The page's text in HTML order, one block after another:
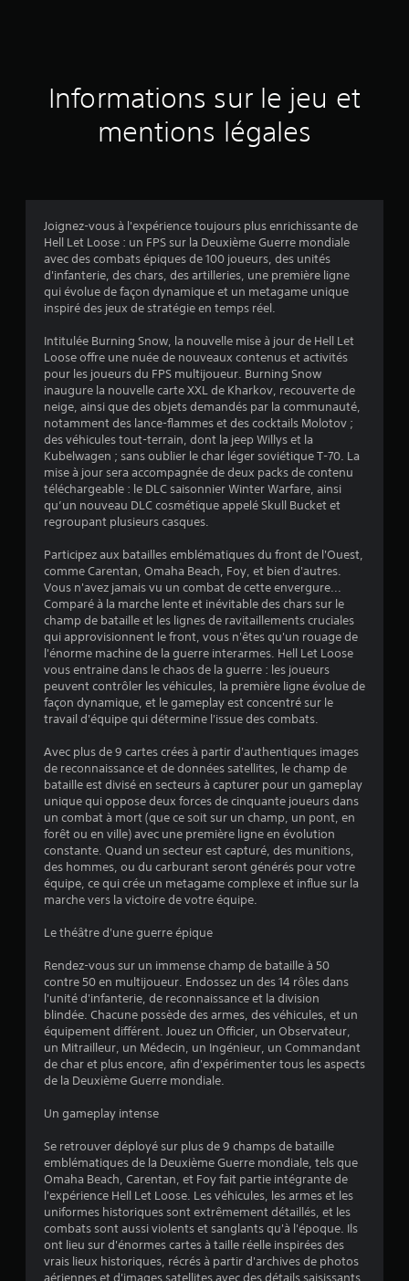
u
6
2
6
v
a
l
u
a
i
o
n
s
Informations sur le jeu et
mentions légales
Joignez-vous à l'expérience toujours plus enrichissante de
Hell Let Loose : un FPS sur la Deuxième Guerre mondiale
avec des combats épiques de 100 joueurs, des unités
d'infanterie, des chars, des artilleries, une première ligne
qui évolue de façon dynamique et un metagame unique
inspiré des jeux de stratégie en temps réel.
Intitulée Burning Snow, la nouvelle mise à jour de Hell Let
Loose offre une nuée de nouveaux contenus et activités
pour les joueurs du FPS multijoueur. Burning Snow
inaugure la nouvelle carte XXL de Kharkov, recouverte de
neige, ainsi que des objets demandés par la communauté,
notamment des lance-flammes et des cocktails Molotov ;
des véhicules tout-terrain, dont la jeep Willys et la
Kubelwagen ; sans oublier le char léger soviétique T-70. La
mise à jour sera accompagnée de deux packs de contenu
téléchargeable : le DLC saisonnier Winter Warfare, ainsi
qu’un nouveau DLC cosmétique appelé Skull Bucket et
regroupant plusieurs casques.
Participez aux batailles emblématiques du front de l'Ouest,
comme Carentan, Omaha Beach, Foy, et bien d'autres.
Vous n'avez jamais vu un combat de cette envergure...
Comparé à la marche lente et inévitable des chars sur le
champ de bataille et les lignes de ravitaillements cruciales
qui approvisionnent le front, vous n'êtes qu'un rouage de
l'énorme machine de la guerre interarmes. Hell Let Loose
vous entraine dans le chaos de la guerre : les joueurs
peuvent contrôler les véhicules, la première ligne évolue de
façon dynamique, et le gameplay est concentré sur le
travail d'équipe qui détermine l'issue des combats.
Avec plus de 9 cartes crées à partir d'authentiques images
de reconnaissance et de données satellites, le champ de
bataille est divisé en secteurs à capturer pour un gameplay
unique qui oppose deux forces de cinquante joueurs dans
un combat à mort (que ce soit sur un champ, un pont, en
forêt ou en ville) avec une première ligne en évolution
constante. Quand un secteur est capturé, des munitions,
des hommes, ou du carburant seront générés pour votre
équipe, ce qui crée un metagame complexe et influe sur la
marche vers la victoire de votre équipe.
Le théâtre d'une guerre épique
Rendez-vous sur un immense champ de bataille à 50
contre 50 en multijoueur. Endossez un des 14 rôles dans
l'unité d'infanterie, de reconnaissance et la division
blindée. Chacune possède des armes, des véhicules, et un
équipement différent. Jouez un Officier, un Observateur,
un Mitrailleur, un Médecin, un Ingénieur, un Commandant
de char et plus encore, afin d'expérimenter tous les aspects
de la Deuxième Guerre mondiale.
Un gameplay intense
Se retrouver déployé sur plus de 9 champs de bataille
emblématiques de la Deuxième Guerre mondiale, tels que
Omaha Beach, Carentan, et Foy fait partie intégrante de
l'expérience Hell Let Loose. Les véhicules, les armes et les
uniformes historiques sont extrêmement détaillés, et les
combats sont aussi violents et sanglants qu'à l'époque. Ils
ont lieu sur d'énormes cartes à taille réelle inspirées des
vrais lieux historiques, récrés à partir d'archives de photos